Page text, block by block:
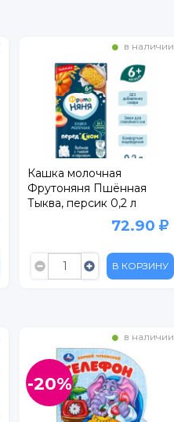
в наличии
Кашка молочная
Фрутоняня Пшённая
Тыква, персик 0,2 л
72.90
В КОРЗИНУ
в наличии
-20%